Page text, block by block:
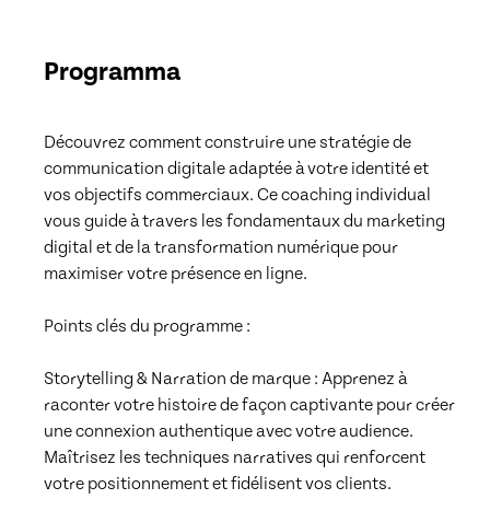
Programma
Découvrez comment construire une stratégie de
communication digitale adaptée à votre identité et
vos objectifs commerciaux. Ce coaching individual
vous guide à travers les fondamentaux du marketing
digital et de la transformation numérique pour
maximiser votre présence en ligne.
Points clés du programme :
Storytelling & Narration de marque : Apprenez à
raconter votre histoire de façon captivante pour créer
une connexion authentique avec votre audience.
Maîtrisez les techniques narratives qui renforcent
votre positionnement et fidélisent vos clients.